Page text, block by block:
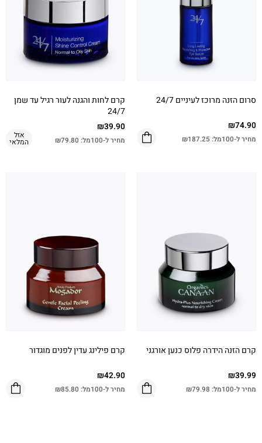
סרום הזנה מרוכז לעיניים 24/7
₪74.90
מחיר ל-100מל: ₪187.25
קרם לחות והגנה לעור רגיל עד שמן
24/7
₪39.90
מחיר ל-100מל: ₪79.80 אזל
המלאי
קרם הזנה הידרה פלוס כנען אורגני
₪39.99
מחיר ל-100מל: ₪79.98
קרם פילינג עדין לפנים מוגדור
₪42.90
מחיר ל-100מל: ₪85.80